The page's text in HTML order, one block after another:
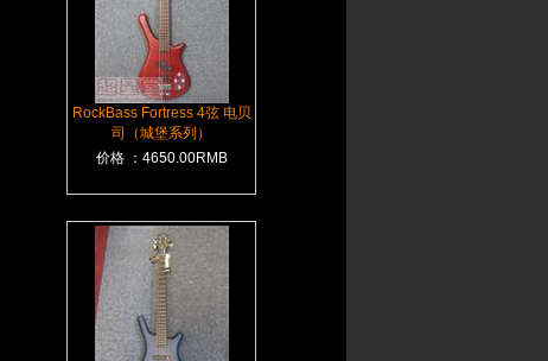
RockBass Fortress 4弦 电贝
司（城堡系列）
价格 ：4650.00RMB